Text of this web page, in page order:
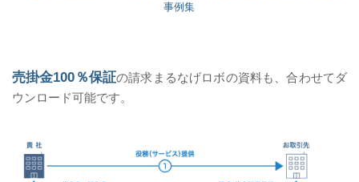
事例集
売掛金100％保証の請求まるなげロボの資料も、合わせてダ
ウンロード可能です。